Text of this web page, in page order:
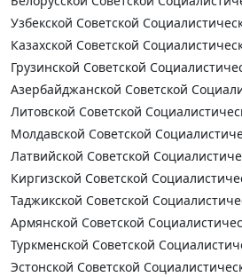
Узбекской Советской
Казахской Советской
Грузинской Советской
Азербайджанской Советской
Литовской Советской
Молдавской Советской
Латвийской Советской
Киргизской Советской
Таджикской Советской
Армянской Советской
Туркменской Советской
Эстонской Советской